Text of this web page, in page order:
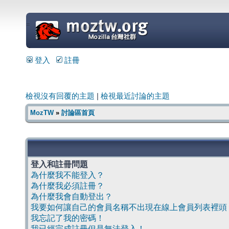
=
登入 註冊
檢視沒有回覆的主題 檢視最近討論的主題
MozTW» 討論區首頁
登入和註冊問題
為什麼我不能登入？
為什麼我必須註冊？
為什麼我會自動登出？
我要如何讓自己的會員名稱不出現在線上會員列表裡頭
我忘記了我的密碼！